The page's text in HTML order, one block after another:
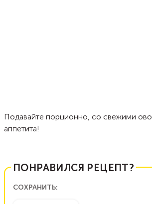
Подавайте порционно, со свежими
аппетита!
ПОНРАВИЛСЯ РЕЦЕПТ?
СОХРАНИТЬ: